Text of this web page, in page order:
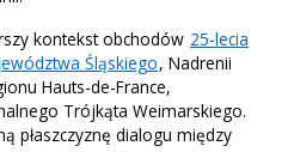
kontekst obchodów 25-lecia
Śląskiego, Nadrenii
Hauts-de-France,
Trójkąta Weimarskiego.
płaszczyznę dialogu między